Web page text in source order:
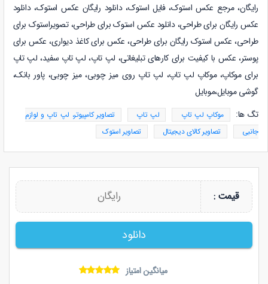
رایگان، مرجع عکس استوک، فایل استوک، دانلود رایگان عکس استوک، دانلود
عکس رایگان برای طراحی، دانلود عکس استوک برای طراحی، تصویراستوک برای
طراحی، عکس استوک رایگان برای طراحی، عکس برای کاغذ دیواری، عکس برای
پوستر، عکس با کیفیت برای کارهای تبلیغاتی، لپ تاپ، لپ تاپ سفید، لپ تاپ
برای موکاپ، موکاپ لپ تاپ، لپ تاپ روی میز چوبی، میز چوبی، پاور بانک،
گوشی موبایل،موبایل
تگ ها:
موکاپ لپ تاپ لپ تاپ
تصاویر کامپیوتر، لپ تاپ و لوازم
جانبی
تصاویر کالای دیجیتال تصاویر استوک
قیمت : رایگان
دانلود
میانگین امتیاز